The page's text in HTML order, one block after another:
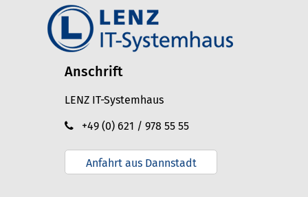
Anschrift
LENZ IT-Systemhaus
+49 (0) 621 / 978 55 55
Anfahrt aus Dannstadt